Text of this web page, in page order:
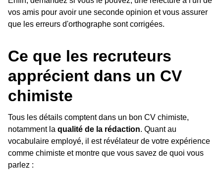
vos amis pour avoir une seconde opinion et vous assurer
que les erreurs d'orthographe sont corrigées.
Ce que les recruteurs
apprécient dans un CV
chimiste
Tous les détails comptent dans un bon CV chimiste,
notamment la qualité de la rédaction. Quant au
vocabulaire employé, il est révélateur de votre expérience
comme chimiste et montre que vous savez de quoi vous
parlez :